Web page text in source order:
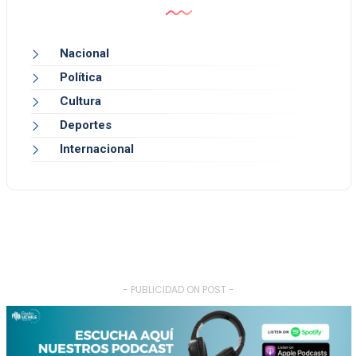
Nacional
Política
Cultura
Deportes
Internacional
- PUBLICIDAD ON POST -